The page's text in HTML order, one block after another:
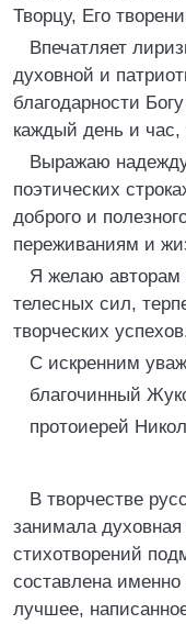
Творцу, Его
Впечатляет
духовной и
благодарности
каждый день и
Выражаю
поэтических
доброго и
переживаниям и
Я желаю авторам
телесных сил,
творческих
С искренним
благочинный
протоиерей
В творчестве
занимала
стихотворений
составлена
лучшее,